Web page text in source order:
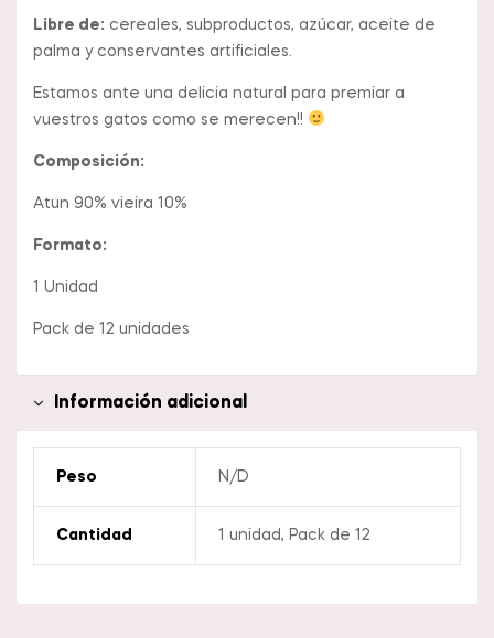
Libre de: cereales, subproductos, azúcar, aceite de
palma y conservantes artificiales.
Estamos ante una delicia natural para premiar a
vuestros gatos como se merecen!!
Composición:
Atun 90% vieira 10%
Formato:
1 Unidad
Pack de 12 unidades
Información adicional
Peso N/D
Cantidad 1 unidad, Pack de 12